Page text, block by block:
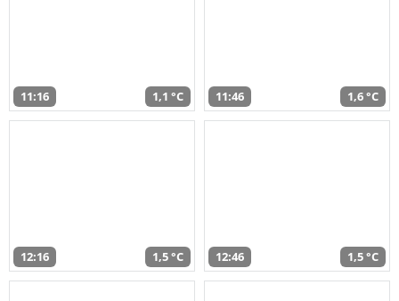
11:16 1,1 °C 11:46 1,6 °C
12:16 1,5 °C 12:46 1,5 °C